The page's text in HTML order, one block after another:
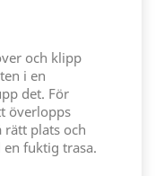
och klipp
i en
det. För
överlopps
rätt plats och
fuktig trasa.